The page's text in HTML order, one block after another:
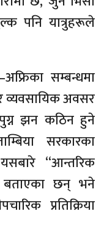
पनि यात्रुहरूले
सम्बन्धमा
व्यवसायिक अवसर
झन कठिन हुने
सरकारका
“आन्तरिक
बताएका छन् भने
प्रतिक्रिया